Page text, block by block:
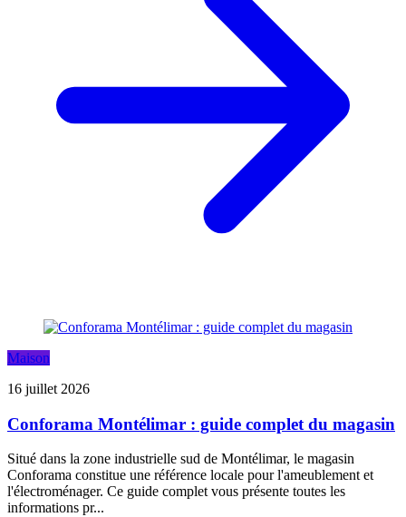
Maison
16 juillet 2026
Conforama Montélimar : guide complet du magasin
Situé dans la zone industrielle sud de Montélimar, le magasin
Conforama constitue une référence locale pour l'ameublement et
l'électroménager. Ce guide complet vous présente toutes les
informations pr...